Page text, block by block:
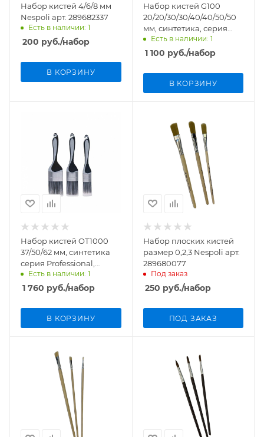
Набор кистей 4/6/8 мм
Nespoli арт. 289682337
Есть в наличии: 1
200 руб./набор
В КОРЗИНУ
Набор кистей G100
20/20/30/30/40/40/50/50
мм, синтетика, серия
Standard, Rollingdog
арт.10635
Есть в наличии: 1
1 100 руб./набор
В КОРЗИНУ
Набор кистей OT1000
37/50/62 мм, синтетика
серия Professional,
Rollingdog арт.10545
Есть в наличии: 1
1 760 руб./набор
В КОРЗИНУ
Набор плоских кистей
размер 0,2,3 Nespoli арт.
289680077
Под заказ
250 руб./набор
ПОД ЗАКАЗ